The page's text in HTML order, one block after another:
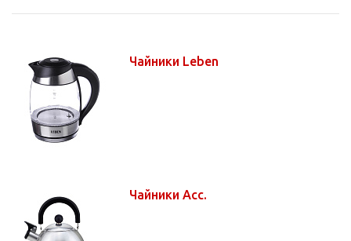
Чайники Leben
Чайники Асс.